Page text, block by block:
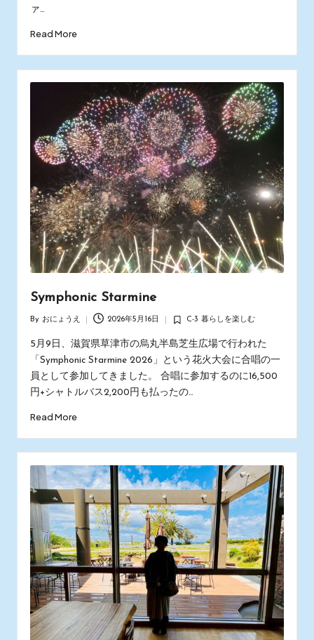
ァ…
Read More
Symphonic Starmine
by
By おにょうえ 2026年5月16日
Posted
in
C-3 暮らしを楽しむ
5月9日、滋賀県草津市の烏丸半島芝生広場で行われた
「Symphonic Starmine 2026」という花火大会に合唱の一
員として参加してきました。 合唱に参加するのに16,500
円+シャトルバス2,200円も払ったの…
Read More